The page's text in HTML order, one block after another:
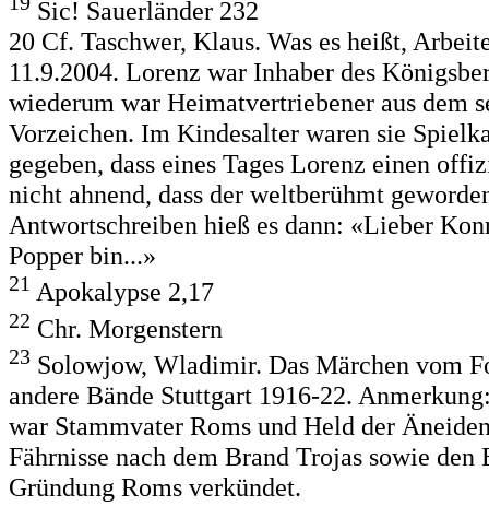
Sic! Sauerländer 232
20 Cf. Taschwer, Klaus. Was es heißt,
11.9.2004. Lorenz war Inhaber des
wiederum war Heimatvertriebener aus dem
Vorzeichen. Im Kindesalter waren sie
gegeben, dass eines Tages Lorenz einen
nicht ahnend, dass der weltberühmt
Antwortschreiben hieß es dann: «Lieber
Popper bin...»
21 Apokalypse 2,17
22 Chr. Morgenstern
23 Solowjow, Wladimir. Das Märchen vom
andere Bände Stuttgart 1916-22.
war Stammvater Roms und Held der
Fährnisse nach dem Brand Trojas sowie
Gründung Roms verkündet.